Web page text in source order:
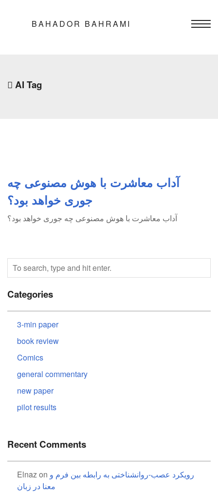
BAHADOR BAHRAMI
AI Tag
آداب معاشرت با هوش مصنوعی چه
جوری خواهد بود؟
آداب معاشرت با هوش مصنوعی چه جوری خواهد بود؟
Categories
3-min paper
book review
Comics
general commentary
new paper
pilot results
Recent Comments
Elnazon رویکرد عصب-روانشناختی به رابطه بین فرم و
معنا در زبان